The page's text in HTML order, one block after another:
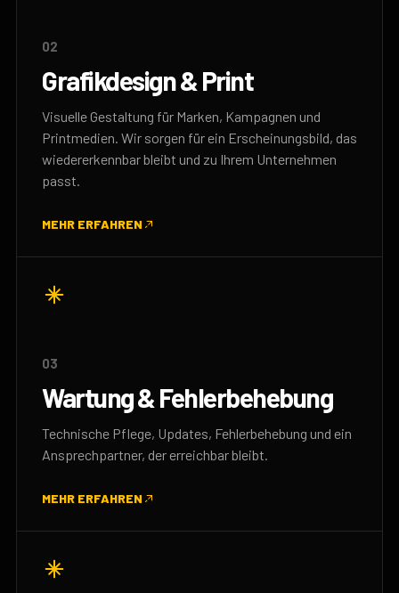
02
Grafikdesign & Print
Visuelle Gestaltung für Marken, Kampagnen und
Printmedien. Wir sorgen für ein Erscheinungsbild, das
wiedererkennbar bleibt und zu Ihrem Unternehmen
passt.
MEHR ERFAHREN
03
Wartung & Fehlerbehebung
Technische Pflege, Updates, Fehlerbehebung und ein
Ansprechpartner, der erreichbar bleibt.
MEHR ERFAHREN